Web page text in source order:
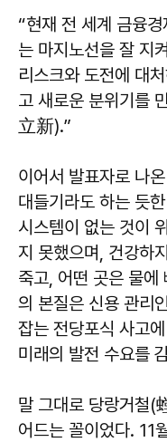
“현재 전 세계 금융
는 마지노선을 잘 지
리스크와 도전에 대
고 새로운 분위기를
立新).”
이어서 발표자로 나
대들기라도 하는 듯
시스템이 없는 것이
지 못했으며, 건강하
죽고, 어떤 곳은 물에
의 본질은 신용 관리
잡는 전당포식 사고
미래의 발전 수요를
말 그대로 당랑거철(
어드는 꼴이었다. 11